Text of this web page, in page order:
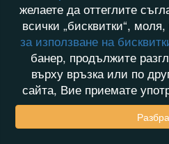
желаете да оттеглите
всички „бисквитки“, моля,
за използване на
банер, продължите
върху връзка или по
сайта, Вие приемате